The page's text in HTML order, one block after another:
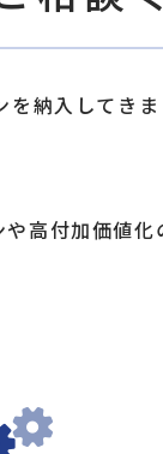
納入してき
高付加価値